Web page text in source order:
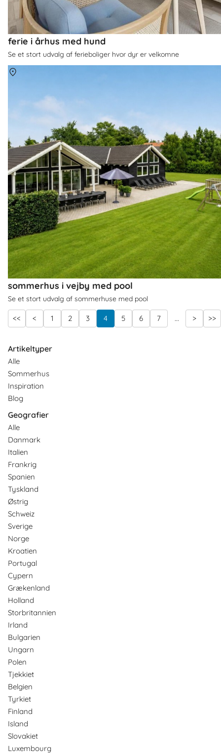
ferie i århus med hund
Se et stort udvalg af ferieboliger hvor dyr er velkomne
sommerhus i vejby med pool
Se et stort udvalg af sommerhuse med pool
<< < 1 2 3 4 5 6 7 ... > >>
Artikeltyper
Alle
Sommerhus
Inspiration
Blog
Geografier
Alle
Danmark
Italien
Frankrig
Spanien
Tyskland
Østrig
Schweiz
Sverige
Norge
Kroatien
Portugal
Cypern
Grækenland
Holland
Storbritannien
Irland
Bulgarien
Ungarn
Polen
Tjekkiet
Belgien
Tyrkiet
Finland
Island
Slovakiet
Luxembourg